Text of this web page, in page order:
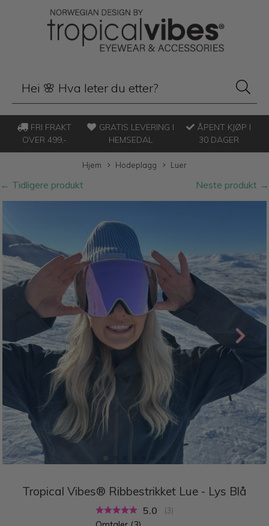
FRI FRAKT
OVER 499,-
GRATIS LEVERING I
HEMSEDAL
ÅPENT KJØP I
30 DAGER
Hjem Hodeplagg Luer
Neste produkt →
← Tidligere produkt
Tropical Vibes® Ribbestrikket Lue - Lys Blå
Gjennomsnittskarakter:
5.0 (stemmer:
3)